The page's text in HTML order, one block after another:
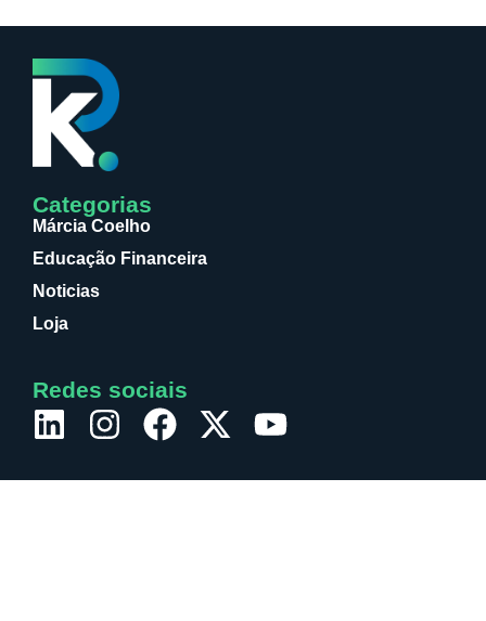
Categorias
Márcia Coelho
Educação Financeira
Noticias
Loja
Redes sociais